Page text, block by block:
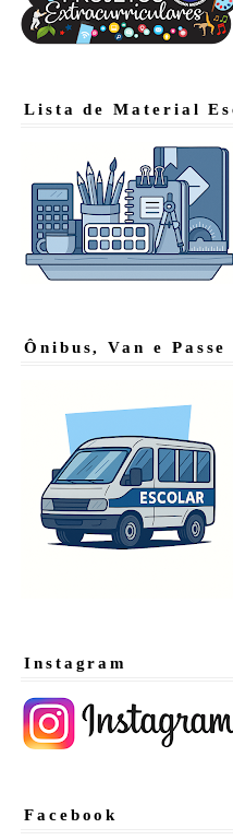
Lista de Material
Ônibus, Van e
Instagram
Facebook